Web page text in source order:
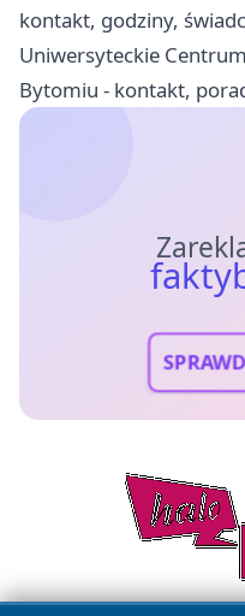
kontakt, godziny,
Uniwersyteckie
Bytomiu - kontakt,